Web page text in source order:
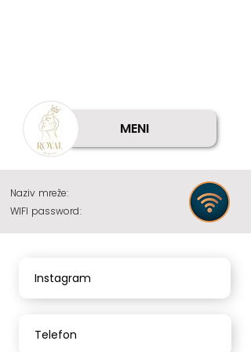
MENI
Naziv mreže:
WIFI password:
Instagram
Telefon